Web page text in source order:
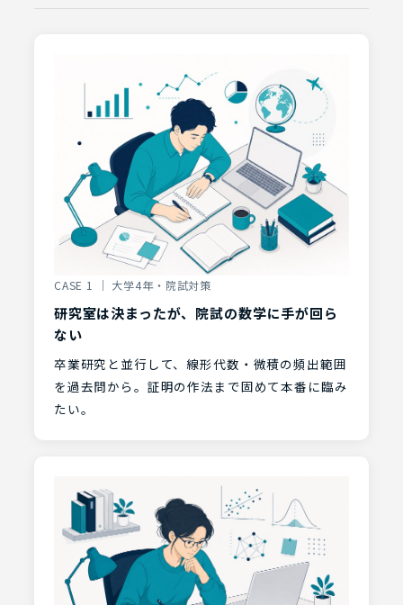
CASE 1 ｜ 大学4年・院試対策
研究室は決まったが、院試の数学に手が回ら
ない
卒業研究と並行して、線形代数・微積の頻出範囲
を過去問から。証明の作法まで固めて本番に臨み
たい。